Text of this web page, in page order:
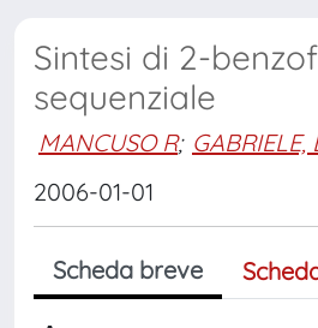
Sintesi di 2-
sequenziale
MANCUSO R;
2006-01-01
Scheda breve